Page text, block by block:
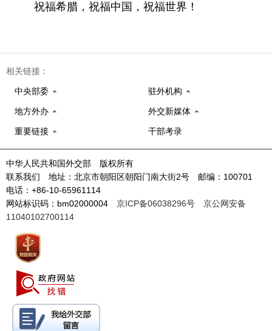
祝福希腊，祝福中国，祝福世界！
相关链接：
中央部委 驻外机构
地方外办 外交新媒体
重要链接 干部考录
中华人民共和国外交部 版权所有
联系我们 地址：北京市朝阳区朝阳门南大街2号 邮编：100701
电话：+86-10-65961114
网站标识码：bm02000004 京ICP备06038296号
京公网安备
11040102700114